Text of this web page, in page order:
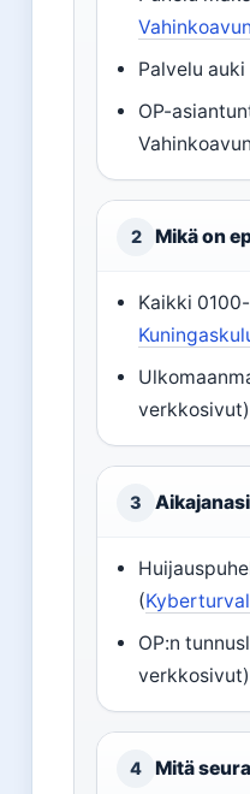
Palvelu
OP-
2 Mikä on
Kaikki
3
(
OP:n
4 Mitä